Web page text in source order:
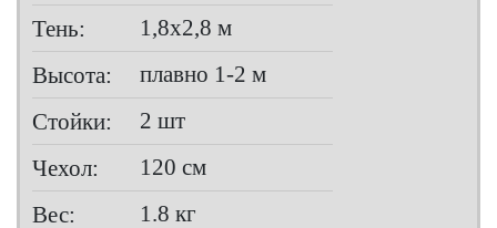
Тень:
1,8х2,8 м
Высота:
плавно 1-2 м
Стойки:
2 шт
Чехол:
120 см
Вес:
1.8 кг